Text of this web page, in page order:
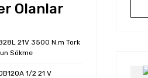
Olanlar
21V 3500 N.m Tork
Sökme
1/2 21 V